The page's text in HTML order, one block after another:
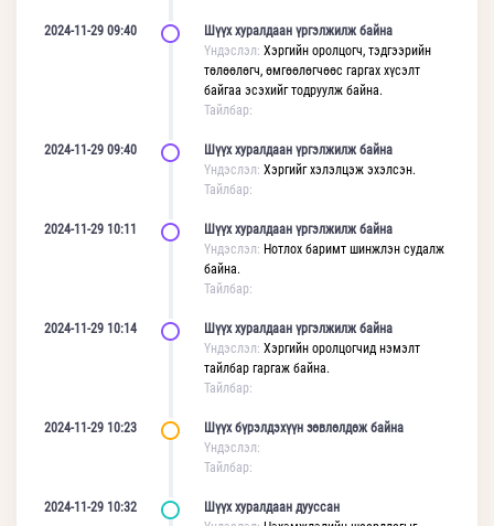
2024-11-29 09:40
Шүүх хуралдаан үргэлжилж байна
Үндэслэл: Хэргийн оролцогч, тэдгээрийн
төлөөлөгч, өмгөөлөгчөөс гаргах хүсэлт
байгаа эсэхийг тодруулж байна.
Тайлбар:
2024-11-29 09:40
Шүүх хуралдаан үргэлжилж байна
Үндэслэл: Хэргийг хэлэлцэж эхэлсэн.
Тайлбар:
2024-11-29 10:11
Шүүх хуралдаан үргэлжилж байна
Үндэслэл: Нотлох баримт шинжлэн судалж
байна.
Тайлбар:
2024-11-29 10:14
Шүүх хуралдаан үргэлжилж байна
Үндэслэл: Хэргийн оролцогчид нэмэлт
тайлбар гаргаж байна.
Тайлбар:
2024-11-29 10:23
Шүүх бүрэлдэхүүн зөвлөлдөж байна
Үндэслэл:
Тайлбар:
2024-11-29 10:32
Шүүх хуралдаан дууссан